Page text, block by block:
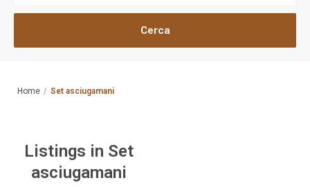
Home Set asciugamani
Listings in Set
asciugamani